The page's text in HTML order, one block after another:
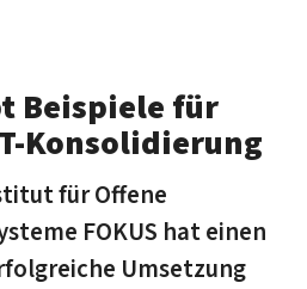
Beispiele für
Konsolidierung
für Offene
FOKUS hat einen
Umsetzung